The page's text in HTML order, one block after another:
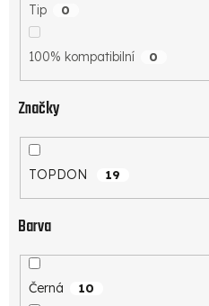
Tip 0
100% kompatibilní 0
Značky
TOPDON 19
Barva
Černá 10